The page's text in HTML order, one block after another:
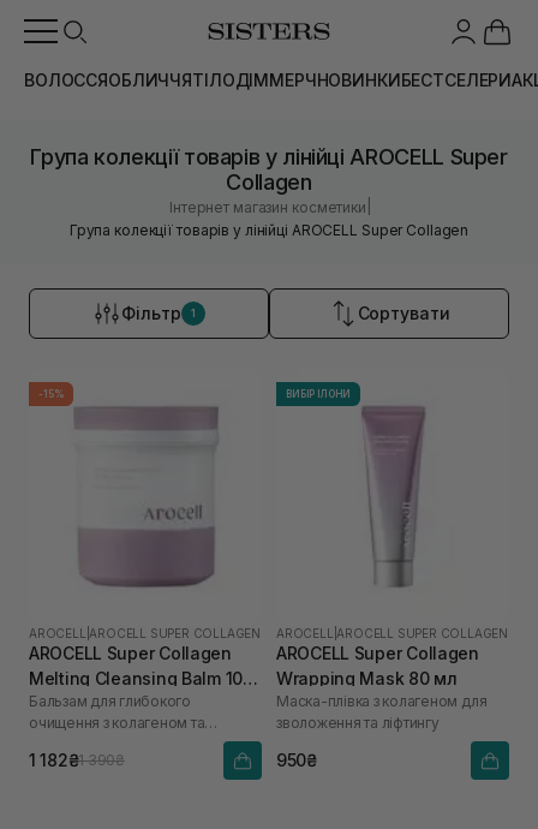
ВОЛОССЯОБЛИЧЧЯТІЛОДІММЕРЧНОВИНКИБЕСТСЕЛЕРИ
Група колекції товарів у лінійці AROCELL Super
Collagen
Інтернет магазин косметики
Група колекції товарів у лінійці AROCELL Super Collagen
Фільтр 1 Сортувати
-15%
AROCELL AROCELL SUPER COLLAGEN
AROCELL Super Collagen
Melting Cleansing Balm 100
г
Бальзам для глибокого
очищення з колагеном та
1 182₴1 390₴
ВИБІР ІЛОНИ
AROCELL AROCELL SUPER COLLAGEN
AROCELL Super Collagen
Wrapping Mask 80 мл
Маска-плівка з колагеном для
зволоження та ліфтингу
950₴